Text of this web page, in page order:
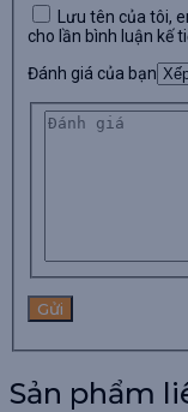
Lưu tên của tôi,
cho lần bình luận kế
Đánh giá của bạn
Sản phẩm